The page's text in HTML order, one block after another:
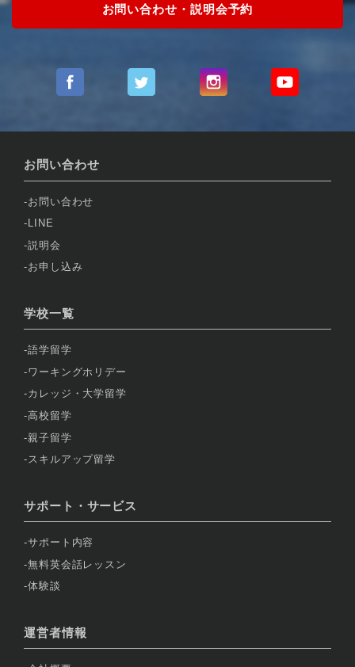
お問い合わせ・説明会予約
お問い合わせ
お問い合わせ
LINE
説明会
お申し込み
学校一覧
語学留学
ワーキングホリデー
カレッジ・大学留学
高校留学
親子留学
スキルアップ留学
サポート・サービス
サポート内容
無料英会話レッスン
体験談
運営者情報